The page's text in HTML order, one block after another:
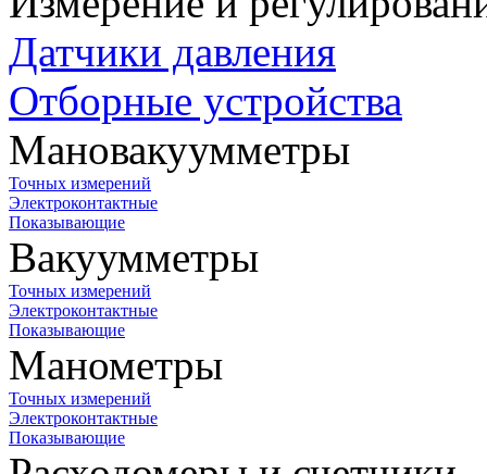
Датчики давления
Отборные устройства
Мановакуумметры
Точных измерений
Электроконтактные
Показывающие
Вакуумметры
Точных измерений
Электроконтактные
Показывающие
Манометры
Точных измерений
Электроконтактные
Показывающие